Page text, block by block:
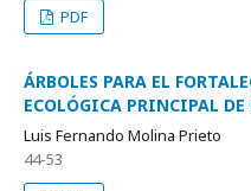
PDF
ÁRBOLES PARA EL
ECOLÓGICA PRINCIPAL
Luis Fernando Molina Prieto
44-53